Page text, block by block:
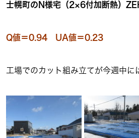
士幌町のN様宅（2×6付加断熱）
Q値＝0.94 UA値＝0.23
工場でのカット組み立てが今週中に